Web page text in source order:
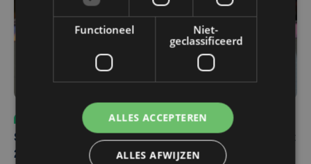
za 8 augustus | 12:42
Spaanse aanvaller zet handtekening onder contract tot
2031 bij Club Brugge
Functioneel
Niet-
geclassificeerd
ALLES ACCEPTEREN
ALLES AFWIJZEN